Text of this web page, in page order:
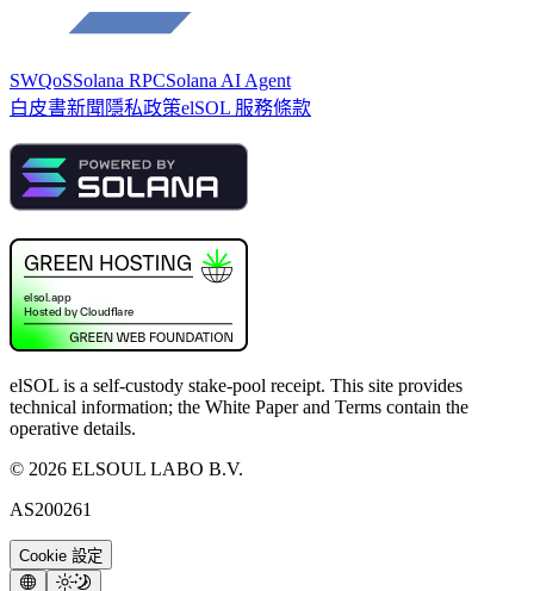
SWQoSSolana RPCSolana AI Agent
白皮書新聞 隱私政策elSOL 服務條款
elSOL is a self-custody stake-pool receipt. This site provides
technical information; the White Paper and Terms contain the
operative details.
© 2026 ELSOUL LABO B.V.
AS200261
Cookie 設定